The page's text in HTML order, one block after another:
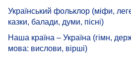
Український фольклор (міфи,
казки, балади, думи, пісні)
Наша країна – Україна (гімн,
мова: вислови, вірші)